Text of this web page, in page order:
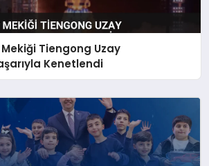
Mekiği Tiengong Uzay
Kenetlendi